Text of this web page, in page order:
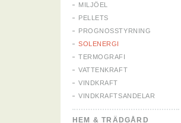
MILJÖEL
PELLETS
PROGNOSSTYRNING
SOLENERGI
TERMOGRAFI
VATTENKRAFT
VINDKRAFT
VINDKRAFTSANDELAR
HEM & TRÄDGÅRD